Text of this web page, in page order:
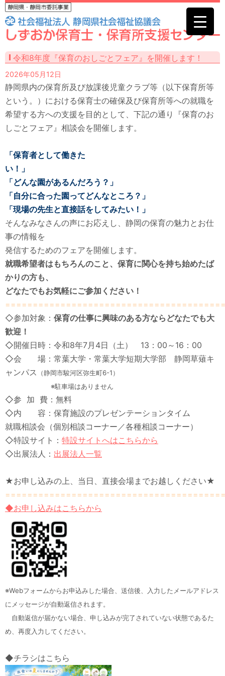
令和8年度『保育のおしごとフェア』を開催します！
2026年05月12日
静岡県内の保育所及び放課後児童クラブ等（以下保育所等
という。）における保育士の確保及び保育所等への就職を
希望する方への支援を目的として、下記の通り『保育のお
しごとフェア』相談会を開催します。
「保育者として働きた
い
「どんな園があるんだろう？」
「自分に合った園ってどんなところ？」
「現場の先生と直接話をしてみたい！」
そんなみなさんの声にお応えし、静岡の保育の魅力とお仕
事の情報を
発信するためのフェアを開催します。
就職希望者はもちろんのこと、保育に関心を持ち始めたば
かりの方も、
どなたでもお気軽にご参加ください！
◇参加対象： 保育の仕事に興味のある方ならどなたでも大
歓迎！
◇開催日時：令和8年7月4日（土） 13：00～16：00
◇会 場：常葉大学・常葉大学短期大学部 静岡草薙キ
ャンパス
（静岡市駿河区弥生町6-1）
※駐車場はありません
◇参 加 費：無料
◇内 容：保育施設のプレゼンテーションタイム
就職相談会（個別相談コーナー／各種相談コーナー）
◇特設サイト： 特設サイトへはこちらから
◇出展法人： 出展法人一覧
★お申し込みの上、当日、直接会場までお越しください★
◆お申し込みはこちらから
※Webフォームからお申込みした場合、送信後、入力したメールアドレス
にメッセージが自動返信されます。
自動返信が届かない場合、申し込みが完了されていない状態であるた
め、再度入力してください。
◆チラシはこちら